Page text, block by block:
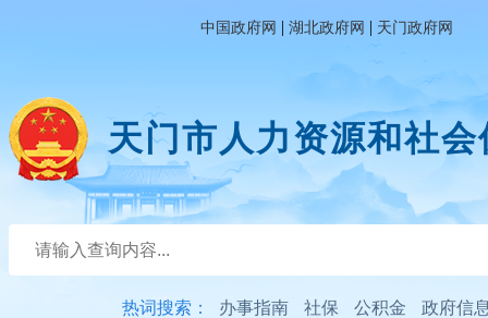
中国政府网 | 湖北政府网 | 天门政府网
天门市人力资源和社
热词搜索： 办事指南 社保 公积金 政府信